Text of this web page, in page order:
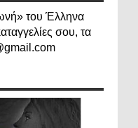
του Έλληνα
σου, τα